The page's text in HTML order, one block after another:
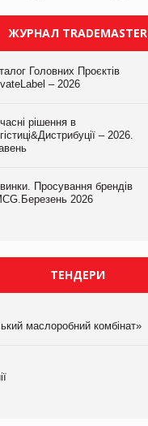
ЖУРНАЛ TRADEMASTER
Головних Проєктів
– 2026
рішення в
– 2026.
Просування брендів
2026
ТЕНДЕРИ
маслоробний комбінат»